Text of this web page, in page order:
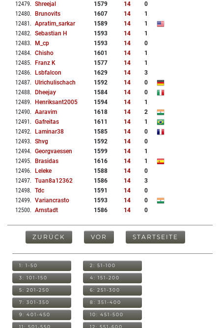
12479. Shreejal 1579 14
0
12480. Brunovits 1607 14
1
12481 . Apratim_sarkar 1589 14
1
12482. Sebastian H 1593 14
1
12483. M_cp 1593 14
0
12484. Chisho 1601 14
1
12485. Franz K 1577 14
1
12486. Lsbfalcon 1629 14
3
12487. Ulrichulischach 1592 14
0
12488. Dheejay 1584 14
0
12489. Henriksant2005 1594 14
1
12490. Aaravim 1618 14
2
12491 . Gafreitas 1611 14
1
12492. Laminar38 1585 14
0
12493. Shvg 1592 14
0
12494. Georgvaessen 1599 14
1
12495. Brasidas 1616 14
1
12496. Leleke 1588 14
0
12497. Tuan8a12362 1586 14
3
12498. Tdc 1591 14
0
12499. Variancrasto 1593 14
0
12500. Arnstadt 1586 14 0
ZURÜCK VOR STARTSEITE
1: 1-50 2: 51-100
3: 101-150 4: 151-200
5: 201-250 6: 251-300
7: 301-350 8: 351-400
9: 401-450 10: 451-500
11: 501-550 12: 551-600